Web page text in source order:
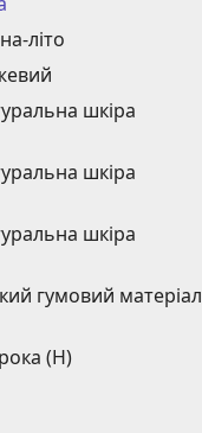
літо
шкіра
шкіра
шкіра
гумовий матеріал
(H)